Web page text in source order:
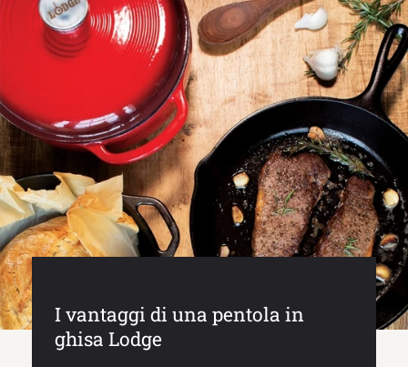
I vantaggi di una pentola in
ghisa Lodge